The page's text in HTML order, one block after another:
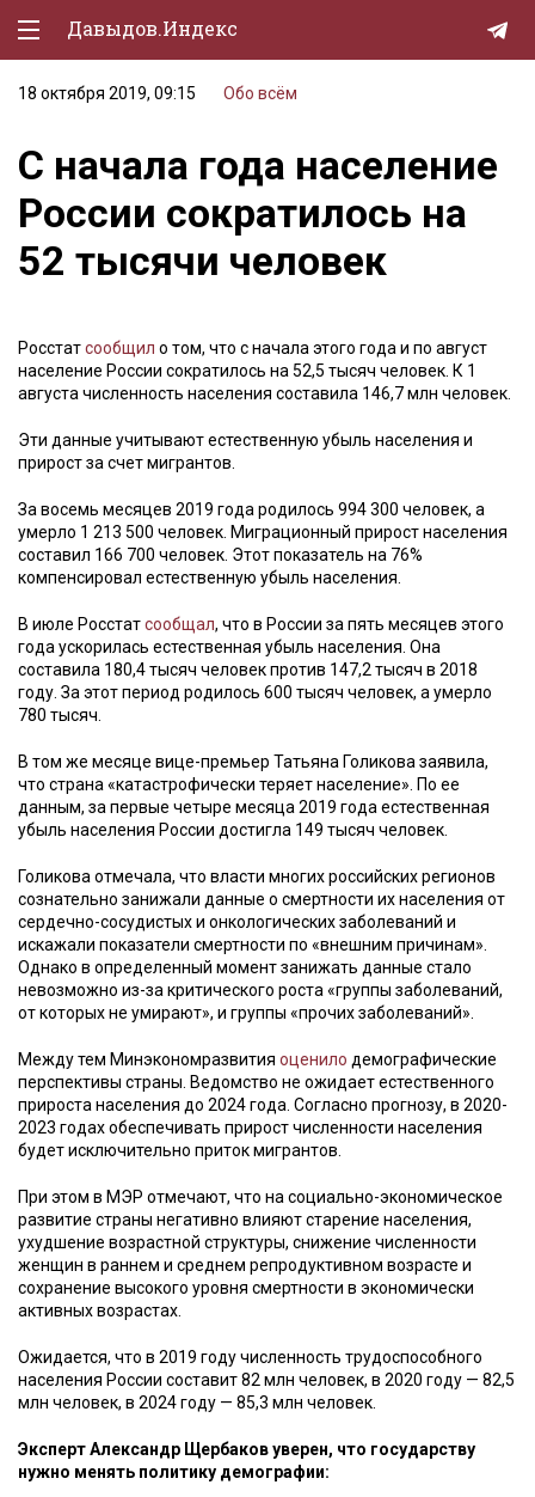
Давыдов.Индекс
Политическая жизнь
Экономика
Природа
Образование
Культура
Lifestyle
Мурзилка
18 октября 2019, 09:15 Обо всём
С начала года население
России сократилось на
52 тысячи человек
Росстатсообщил о том, что с начала этого года и по август
население России сократилось на 52,5 тысяч человек. К 1
августа численность населения составила 146,7 млн человек.
Эти данные учитывают естественную убыль населения и
прирост за счет мигрантов.
За восемь месяцев 2019 года родилось 994 300 человек, а
умерло 1 213 500 человек. Миграционный прирост населения
составил 166 700 человек. Этот показатель на 76%
компенсировал естественную убыль населения.
В июле Росстатсообщал, что в России за пять месяцев этого
года ускорилась естественная убыль населения. Она
составила 180,4 тысяч человек против 147,2 тысяч в 2018
году. За этот период родилось 600 тысяч человек, а умерло
780 тысяч.
В том же месяце вице-премьер Татьяна Голикова заявила,
что страна «катастрофически теряет население». По ее
данным, за первые четыре месяца 2019 года естественная
убыль населения России достигла 149 тысяч человек.
Голикова отмечала, что власти многих российских регионов
сознательно занижали данные о смертности их населения от
сердечно-сосудистых и онкологических заболеваний и
искажали показатели смертности по «внешним причинам».
Однако в определенный момент занижать данные стало
невозможно из-за критического роста «группы заболеваний,
от которых не умирают», и группы «прочих заболеваний».
Между тем Минэкономразвития оценило демографические
перспективы страны. Ведомство не ожидает естественного
прироста населения до 2024 года. Согласно прогнозу, в 2020-
2023 годах обеспечивать прирост численности населения
будет исключительно приток мигрантов.
При этом в МЭР отмечают, что на социально-экономическое
развитие страны негативно влияют старение населения,
ухудшение возрастной структуры, снижение численности
женщин в раннем и среднем репродуктивном возрасте и
сохранение высокого уровня смертности в экономически
активных возрастах.
Ожидается, что в 2019 году численность трудоспособного
населения России составит 82 млн человек, в 2020 году — 82,5
млн человек, в 2024 году — 85,3 млн человек.
Эксперт Александр Щербаков уверен, что государству
нужно менять политику демографии: